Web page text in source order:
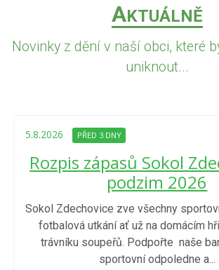
AKTUÁLNĚ
Novinky z dění v naší obci, které
uniknout...
5.8.2026 PŘED 3 DNY
Rozpis zápasů Sokol
podzim 2026
Sokol Zdechovice zve všechny
fotbalová utkání ať už na domácím
trávníku soupeřů. Podpořte naše
sportovní odpoledne a...